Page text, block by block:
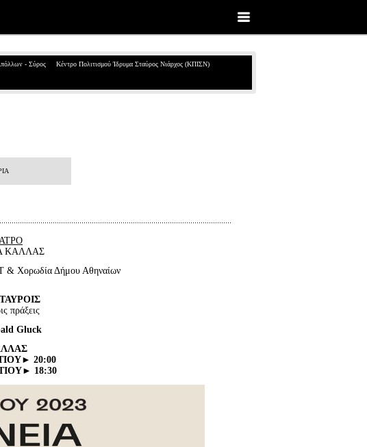
- Σύρος Κέντρο Πολιτισμού Ίδρυμα Σταύρος Νιάρχος (ΚΠΙΣΝ)
ΚΑΛΛΑΣ
& Χορωδία Δήμου Αθηναίων
πράξεις
Gluck
20:00
18:30